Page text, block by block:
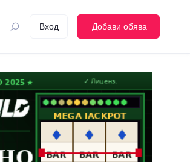
Вход Добави обява